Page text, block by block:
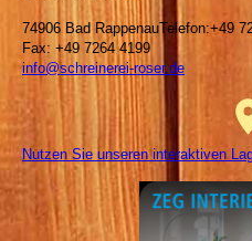
74906 Bad RappenauTelefon:+49
Fax: +49 7264 4199
info@schreinerei-roser.de
Nutzen Sie unseren interaktiven